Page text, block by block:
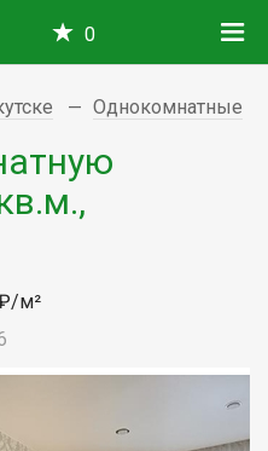
0
Однокомнатные
м²